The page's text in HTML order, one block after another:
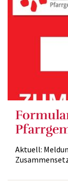
Aktuell: